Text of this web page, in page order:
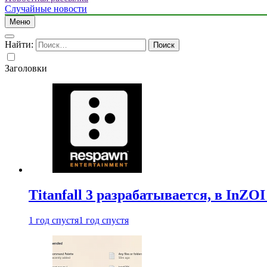
Случайные новости
Меню
Найти:
Заголовки
Titanfall 3 разрабатывается, в
1 год спустя1 год спустя